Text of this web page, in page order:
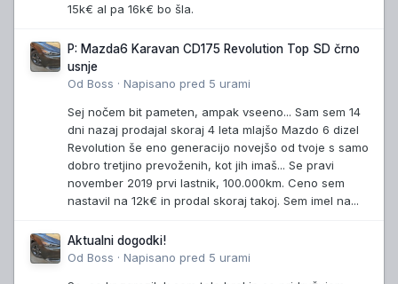
15k€ al pa 16k€ bo šla.
P: Mazda6 Karavan CD175 Revolution Top SD črno
usnje
Od Boss · Napisano pred 5 urami
Sej nočem bit pameten, ampak vseeno... Sam sem 14
dni nazaj prodajal skoraj 4 leta mlajšo Mazdo 6 dizel
Revolution še eno generacijo novejšo od tvoje s samo
dobro tretjino prevoženih, kot jih imaš... Se pravi
november 2019 prvi lastnik, 100.000km. Ceno sem
nastavil na 12k€ in prodal skoraj takoj. Sem imel na...
Aktualni dogodki!
Od Boss · Napisano pred 5 urami